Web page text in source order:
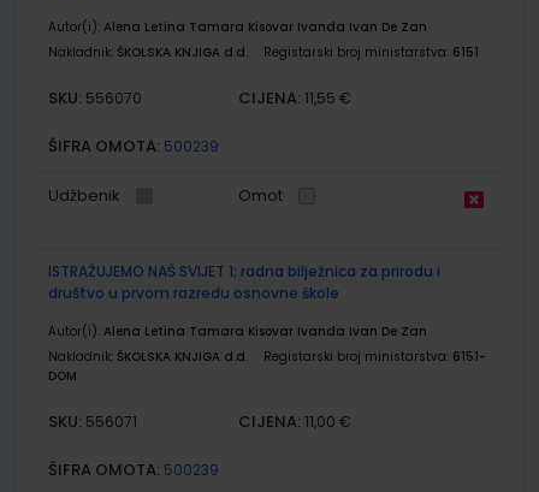
Autor(i): Alena Letina Tamara Kisovar Ivanda Ivan De Zan
Nakladnik: ŠKOLSKA KNJIGA d.d. Registarski broj ministarstva: 6151
SKU: 556070 CIJENA: 11,55 €
ŠIFRA OMOTA: 500239
Udžbenik Omot
ISTRAŽUJEMO NAŠ SVIJET 1; radna bilježnica za prirodu i
društvo u prvom razredu osnovne škole
Autor(i): Alena Letina Tamara Kisovar Ivanda Ivan De Zan
Nakladnik: ŠKOLSKA KNJIGA d.d. Registarski broj ministarstva: 6151-
DOM
SKU: 556071 CIJENA: 11,00 €
ŠIFRA OMOTA: 500239